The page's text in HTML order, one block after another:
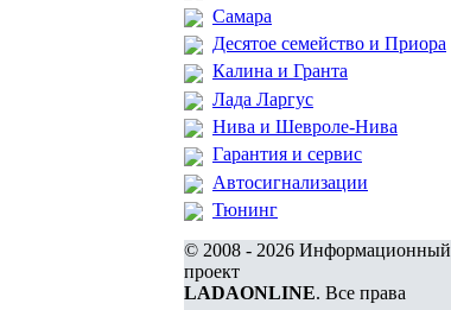
Самара
Десятое семейство и Приора
Калина и Гранта
Лада Ларгус
Нива и Шевроле-Нива
Гарантия и сервис
Автосигнализации
Тюнинг
© 2008 - 2026 Информационный
проект
LADAONLINE. Все права